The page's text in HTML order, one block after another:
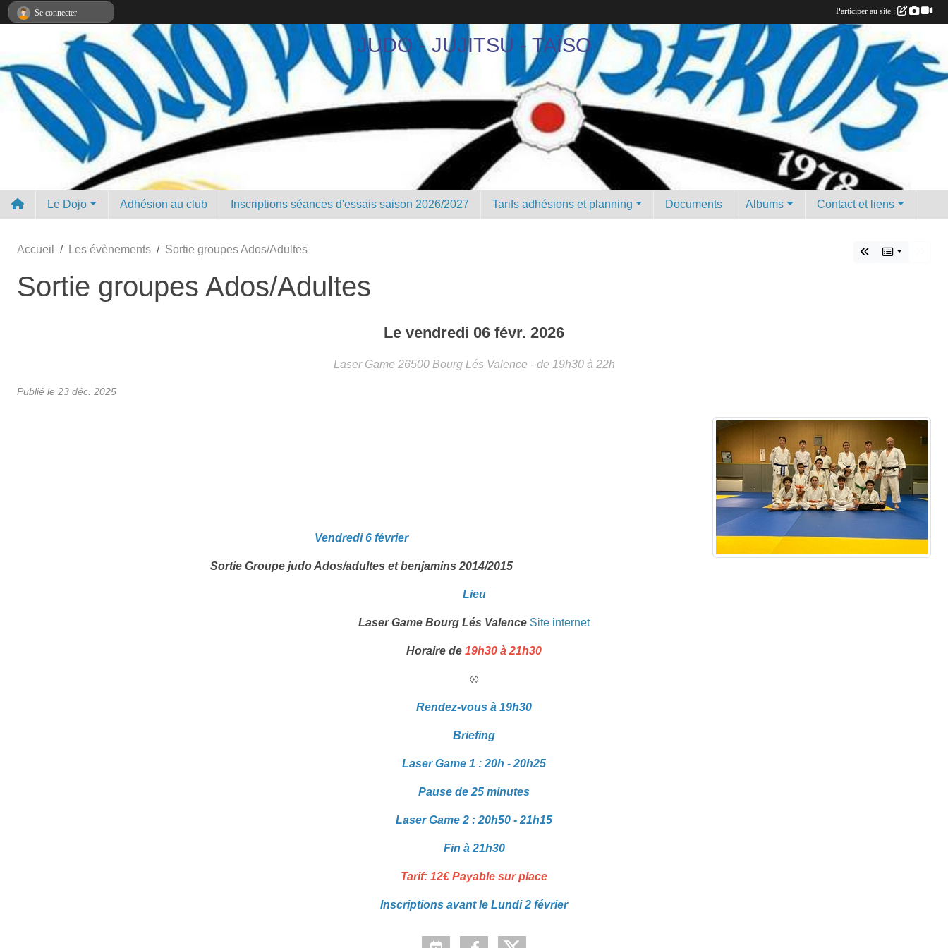
JUDO - JUJITSU - TAÏSO
Le Dojo Adhésion au club Inscriptions séances d'essais saison 2026/2027 Tarifs adhésions et planning Documents Albums Contact et liens
Accueil Les évènements Sortie groupes Ados/Adultes
Sortie groupes Ados/Adultes
Le vendredi 06 févr. 2026
Laser Game 26500 Bourg Lés Valence - de 19h30 à 22h
Publié le 23 déc. 2025
Vendredi 6 février
Sortie Groupe judo Ados/adultes et benjamins 2014/2015
Lieu
Laser Game Bourg Lés Valence Site internet
Horaire de 19h30 à 21h30
◊◊
Rendez-vous à 19h30
Briefing
Laser Game 1 : 20h - 20h25
Pause de 25 minutes
Laser Game 2 : 20h50 - 21h15
Fin à 21h30
Tarif: 12€ Payable sur place
Inscriptions avant le Lundi 2 février
Se connecter Participer au site :
Panneau de gestion des cookies